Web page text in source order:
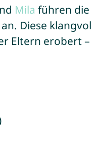
Mila führen
Diese
Eltern erobert